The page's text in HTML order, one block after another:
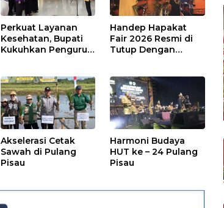
Perkuat Layanan
Kesehatan, Bupati
Kukuhkan Pengurus
Handep Hapakat
Fair 2026 Resmi di
Tutup Dengan
Akselerasi Cetak
Sawah di Pulang
Pisau
Harmoni Budaya
HUT ke – 24 Pulang
Pisau